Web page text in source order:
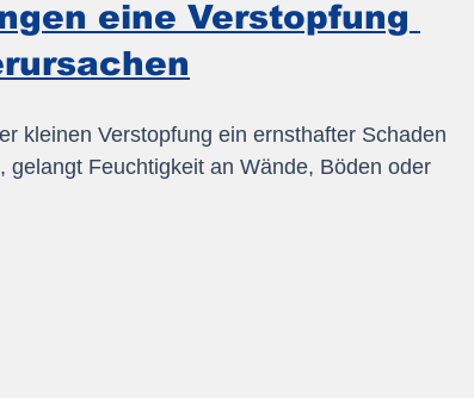
eine Verstopfung
kleinen Verstopfung ein ernsthafter Schaden
Feuchtigkeit an Wände, Böden oder